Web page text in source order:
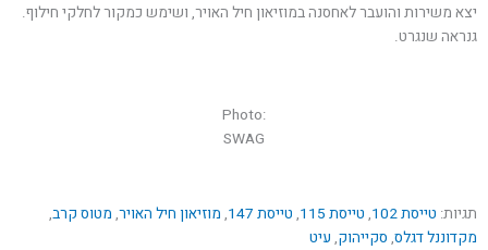
יצא משירות והועבר לאחסנה במוזיאון חיל האויר, ושימש כמקור לחלקי חילוף.
גנראה שנגרט.
Photo:
SWAG
תגיות: טייסת 102 , טייסת 115 , טייסת 147 , מוזיאון חיל האויר, מטוס קרב,
מקדוננל דגלס, סקייהוק, עיט